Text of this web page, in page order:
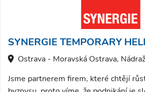
SYNERGIE TEMPORARY
Ostrava - Moravská Ostrava,
Jsme partnerem firem, které chtějí